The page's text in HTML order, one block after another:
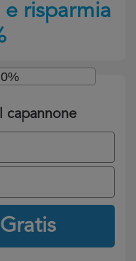
risparmia
capannone